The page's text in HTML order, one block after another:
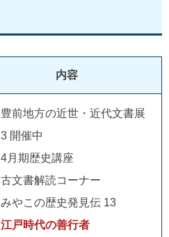
内容
豊前地方の近世・近代文書展
3 開催中
4月期歴史講座
古文書解読コーナー
みやこの歴史発見伝 13
江戸時代の善行者